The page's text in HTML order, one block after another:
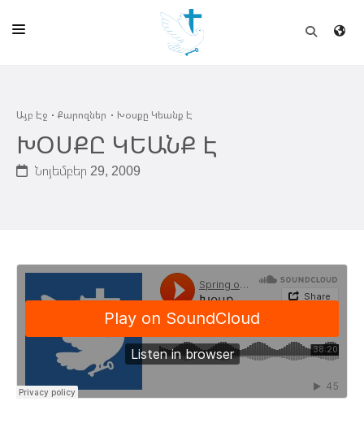
ԵԿԵՂԵՑԻ
ՈՒՂԻՂ
ԾՐԱԳԻՐՆԵՐ ԵՒ ՓՈՏՔԱՍԹՆԵՐ
ՇԻՆԱՐԱՐՈՒԹԻՒՆ
ՆԱՄԱԿԱՆԻ
Այբ Էջ Քարոզներ Խօսքը Կեանք Է
ԽՕՍՔԸ ԿԵԱՆՔ Է
Նոյեմբեր 29, 2009